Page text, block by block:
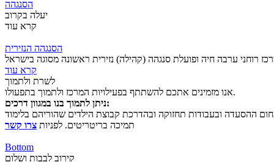
הסנגהה
קרא עוד
הסנגהה הנזירית
קרא עוד
לשרת ולתמוך
אנו מזמינים אתכם להשתתף בפעילויות המרכז ולתמוך בתפעולו.
ניתן לתמוך בנו במגוון דרכים:
ההסעדה ובעבודות תחזוקה ו
תמיכה בריטריטים. לפניות צרו קשר
Bottom
קירוב לבבות ושלום